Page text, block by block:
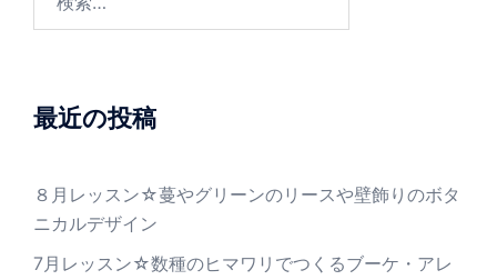
最近の投稿
８月レッスン☆蔓やグリーンのリースや壁飾りのボタ
ニカルデザイン
7月レッスン☆数種のヒマワリでつくるブーケ・アレ